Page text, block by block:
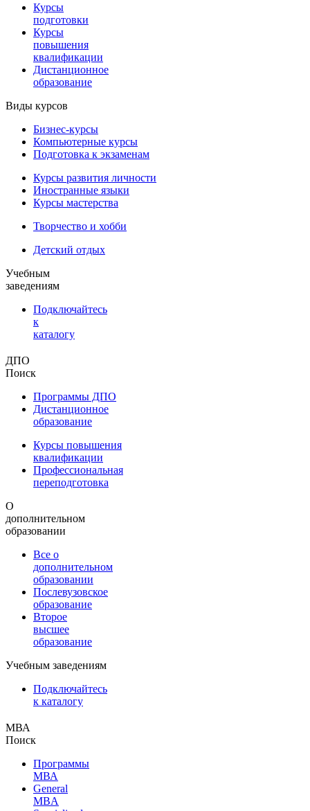
Курсы
подготовки
Курсы
повышения
квалификации
Дистанционное
образование
Виды курсов
Бизнес-курсы
Компьютерные курсы
Подготовка к экзаменам
Курсы развития личности
Иностранные языки
Курсы мастерства
Творчество и хобби
Детский отдых
Учебным
заведениям
Подключайтесь
к
каталогу
ДПО
Поиск
Программы ДПО
Дистанционное
образование
Курсы повышения
квалификации
Профессиональная
переподготовка
О
дополнительном
образовании
Все о
дополнительном
образовании
Послевузовское
образование
Второе
высшее
образование
Учебным заведениям
Подключайтесь
к каталогу
МВА
Поиск
Программы
МВА
General
MBA